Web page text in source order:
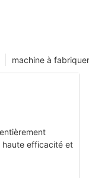
machine à